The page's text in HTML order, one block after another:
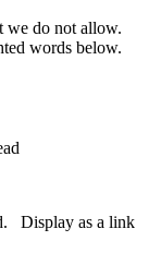
we do not allow.
words below.
Display as a link